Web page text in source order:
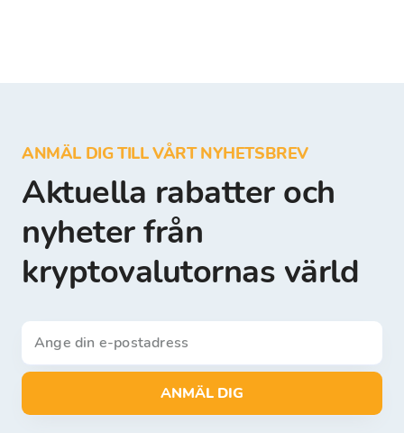
ANMÄL DIG TILL VÅRT NYHETSBREV
Aktuella rabatter och
nyheter från
kryptovalutornas värld
ANMÄL DIG